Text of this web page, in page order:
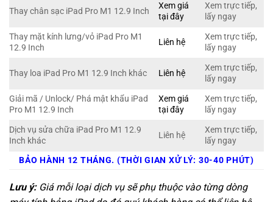
Thay chân sạc iPad Pro M1 12.9 Inch
Xem giá
tại đây
Xem trực tiếp,
lấy ngay
Thay mặt kính lưng/vỏ iPad Pro M1
12.9 Inch
Liên hệ
Xem trực tiếp,
lấy ngay
Thay loa iPad Pro M1 12.9 Inch khác Liên hệ
Xem trực tiếp,
lấy ngay
Giải mã / Unlock/ Phá mật khẩu iPad
Pro M1 12.9 Inch
Xem giá
tại đây
Xem trực tiếp,
lấy ngay
Dịch vụ sửa chữa iPad Pro M1 12.9
Inch khác
Liên hệ
Xem trực tiếp,
lấy ngay
BẢO HÀNH 12 THÁNG. (THỜI GIAN XỬ LÝ: 30-40 PHÚT)
Lưu ý:Giá mỗi loại dịch vụ sẽ phụ thuộc vào từng dòng